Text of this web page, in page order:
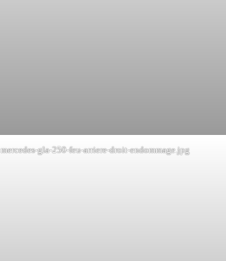
mercedes-gla-250-feu-arriere-droit-endommage.jpg